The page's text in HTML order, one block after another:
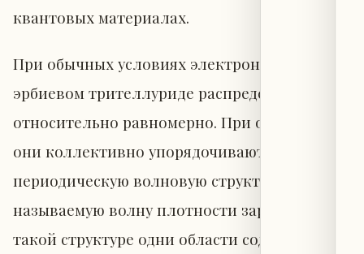
квантовых материалах.
При обычных условиях электроны в
эрбиевом трителлуриде распределены
относительно равномерно. При охлаждении
они коллективно упорядочиваются в
периодическую волновую структуру — так
называемую волну плотности заряда. В
такой структуре одни области содержат